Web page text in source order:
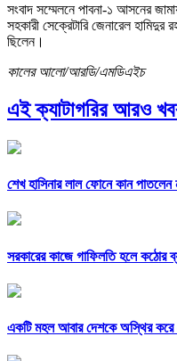
সংবাদ সম্মেলনে পাবনা-১ আসনের
সহকারী সেক্রেটারি জেনারেল হামিদুর
ছিলেন।
কালের আলো/আরডি/এমডিএইচ
এই ক্যাটাগরির আরও
শেখ হাসিনার লাল ফোনে কান পাতলেন
সরকারের কাজে গাফিলতি হলে কঠোর
একটি মহল আবার দেশকে অস্থির করে